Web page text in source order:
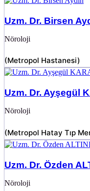
Uzm. Dr. Birsen
Nöroloji
(Metropol Hastanesi)
Uzm. Dr. Ayşegül
Nöroloji
(Metropol Hatay Tıp
Uzm. Dr. Özden
Nöroloji